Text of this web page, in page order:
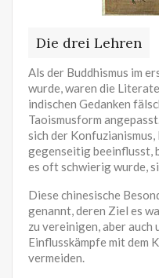
Die drei Lehren
Als der Buddhismus im
wurde, waren die
indischen Gedanken
Taoismusform
sich der Konfuzianismus,
gegenseitig beeinflusst,
es oft schwierig wurde,
Diese chinesische
genannt, deren Ziel es
zu vereinigen, aber auch
Einflusskämpfe mit dem
vermeiden.